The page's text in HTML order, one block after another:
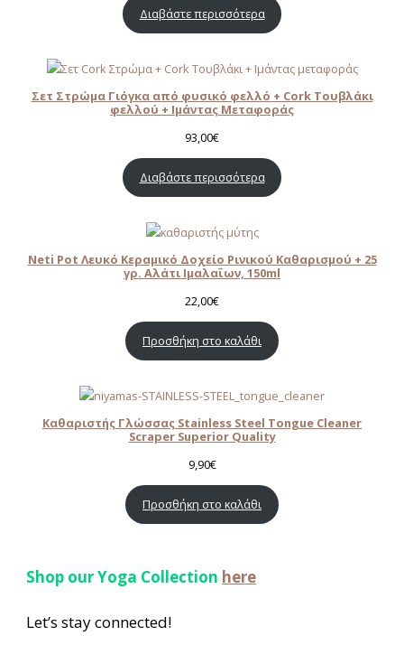
Διαβάστε περισσότερα
Σετ Στρώμα Γιόγκα από φυσικό φελλό + Cork Τουβλάκι
φελλού + Ιμάντας Μεταφοράς
93,00€
Διαβάστε περισσότερα
Νeti Pot Λευκό Κεραμικό Δοχείο Ρινικού Καθαρισμού + 25
γρ. Aλάτι Ιμαλαΐων, 150ml
22,00€
Προσθήκη στο καλάθι
Καθαριστής Γλώσσας Stainless Steel Tongue Cleaner
Scraper Superior Quality
9,90€
Προσθήκη στο καλάθι
Shop our Yoga Collection here
Let’s stay connected!